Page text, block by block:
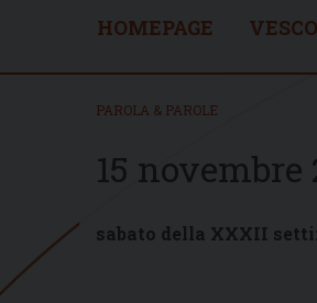
HOMEPAGE
PAROLA & PAROLE
15 novembre
sabato della XXXII